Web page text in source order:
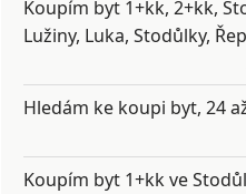
Koupím byt 1+kk, 2+kk,
Lužiny, Luka, Stodůlky,
Hledám ke koupi byt, 24
Koupím byt 1+kk ve